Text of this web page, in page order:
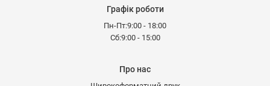
Графік роботи
Пн-Пт:9:00 - 18:00
Сб:9:00 - 15:00
Про нас